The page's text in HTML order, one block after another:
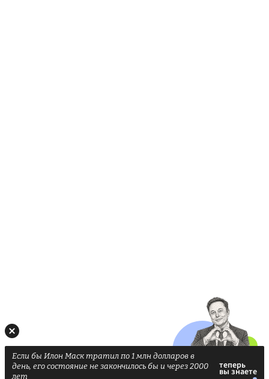
Если бы Илон Маск тратил по 1 млн долларов в
день, его состояние не закончилось бы и через 2000
лет